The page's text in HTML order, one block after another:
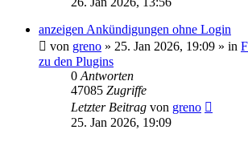
anzeigen Ankündigungen ohne Login
von greno » 25. Jan 2026, 19:09 » in
zu den Plugins
0 Antworten
47085 Zugriffe
Letzter Beitrag von greno
25. Jan 2026, 19:09